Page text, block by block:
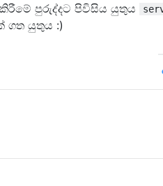
පුරුද්දට පිවිසිය යුතුය
ගත යුතුය :)